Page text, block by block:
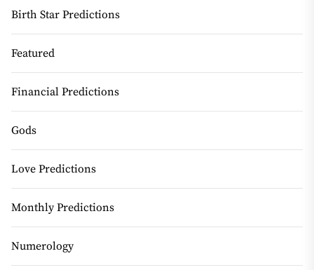
Birth Star Predictions
Featured
Financial Predictions
Gods
Love Predictions
Monthly Predictions
Numerology